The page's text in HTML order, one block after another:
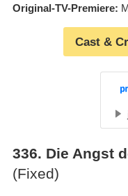
Original-TV-Premiere
Cast &
336. Die Angst
(Fixed)